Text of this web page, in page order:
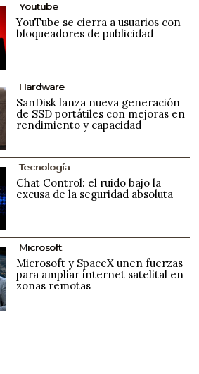
Youtube
YouTube se cierra a usuarios con
bloqueadores de publicidad
Hardware
SanDisk lanza nueva generación
de SSD portátiles con mejoras en
rendimiento y capacidad
Tecnología
Chat Control: el ruido bajo la
excusa de la seguridad absoluta
Microsoft
Microsoft y SpaceX unen fuerzas
para ampliar internet satelital en
zonas remotas